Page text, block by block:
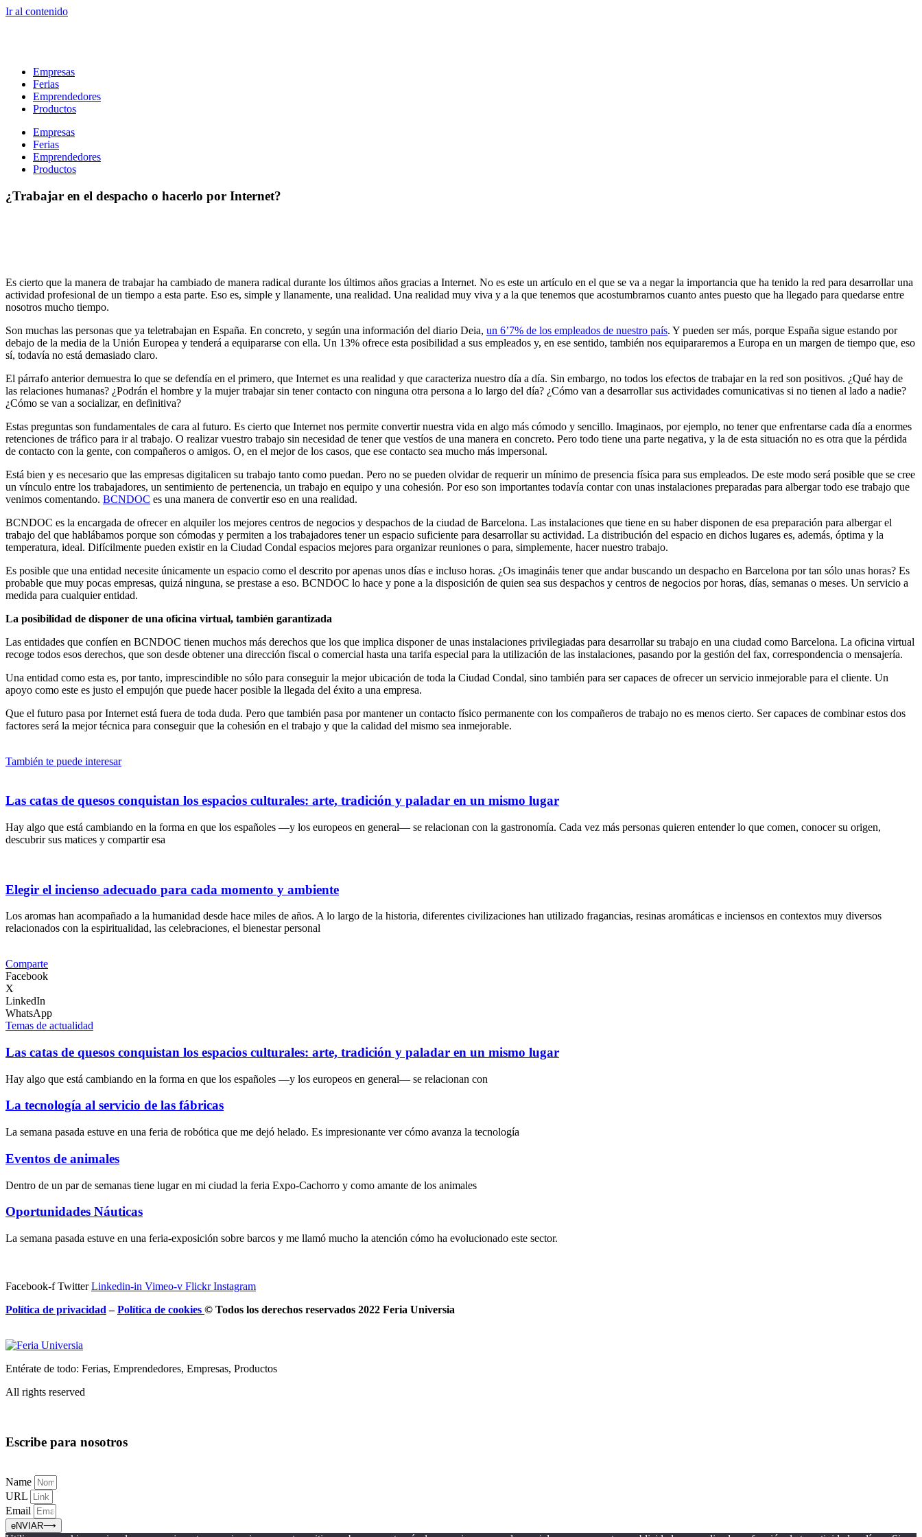
Ir al contenido
Empresas
Ferias
Emprendedores
Productos
Empresas
Ferias
Emprendedores
Productos
¿Trabajar en el despacho o hacerlo por Internet?
Es cierto que la manera de trabajar ha cambiado de manera radical durante los últimos años gracias a Internet. No es este un artículo en el que se va a negar la importancia que ha tenido la red para desarrollar una
actividad profesional de un tiempo a esta parte. Eso es, simple y llanamente, una realidad. Una realidad muy viva y a la que tenemos que acostumbrarnos cuanto antes puesto que ha llegado para quedarse entre
nosotros mucho tiempo.
Son muchas las personas que ya teletrabajan en España. En concreto, y según una información del diario Deia, un 6’7% de los empleados de nuestro país. Y pueden ser más, porque España sigue estando por
debajo de la media de la Unión Europea y tenderá a equipararse con ella. Un 13% ofrece esta posibilidad a sus empleados y, en ese sentido, también nos equipararemos a Europa en un margen de tiempo que, eso
sí, todavía no está demasiado claro.
El párrafo anterior demuestra lo que se defendía en el primero, que Internet es una realidad y que caracteriza nuestro día a día. Sin embargo, no todos los efectos de trabajar en la red son positivos. ¿Qué hay de
las relaciones humanas? ¿Podrán el hombre y la mujer trabajar sin tener contacto con ninguna otra persona a lo largo del día? ¿Cómo van a desarrollar sus actividades comunicativas si no tienen al lado a nadie?
¿Cómo se van a socializar, en definitiva?
Estas preguntas son fundamentales de cara al futuro. Es cierto que Internet nos permite convertir nuestra vida en algo más cómodo y sencillo. Imaginaos, por ejemplo, no tener que enfrentarse cada día a enormes
retenciones de tráfico para ir al trabajo. O realizar vuestro trabajo sin necesidad de tener que vestíos de una manera en concreto. Pero todo tiene una parte negativa, y la de esta situación no es otra que la pérdida
de contacto con la gente, con compañeros o amigos. O, en el mejor de los casos, que ese contacto sea mucho más impersonal.
Está bien y es necesario que las empresas digitalicen su trabajo tanto como puedan. Pero no se pueden olvidar de requerir un mínimo de presencia física para sus empleados. De este modo será posible que se cree
un vínculo entre los trabajadores, un sentimiento de pertenencia, un trabajo en equipo y una cohesión. Por eso son importantes todavía contar con unas instalaciones preparadas para albergar todo ese trabajo que
venimos comentando. BCNDOC es una manera de convertir eso en una realidad.
BCNDOC es la encargada de ofrecer en alquiler los mejores centros de negocios y despachos de la ciudad de Barcelona. Las instalaciones que tiene en su haber disponen de esa preparación para albergar el
trabajo del que hablábamos porque son cómodas y permiten a los trabajadores tener un espacio suficiente para desarrollar su actividad. La distribución del espacio en dichos lugares es, además, óptima y la
temperatura, ideal. Difícilmente pueden existir en la Ciudad Condal espacios mejores para organizar reuniones o para, simplemente, hacer nuestro trabajo.
Es posible que una entidad necesite únicamente un espacio como el descrito por apenas unos días e incluso horas. ¿Os imagináis tener que andar buscando un despacho en Barcelona por tan sólo unas horas? Es
probable que muy pocas empresas, quizá ninguna, se prestase a eso. BCNDOC lo hace y pone a la disposición de quien sea sus despachos y centros de negocios por horas, días, semanas o meses. Un servicio a
medida para cualquier entidad.
La posibilidad de disponer de una oficina virtual, también garantizada
Las entidades que confíen en BCNDOC tienen muchos más derechos que los que implica disponer de unas instalaciones privilegiadas para desarrollar su trabajo en una ciudad como Barcelona. La oficina virtual
recoge todos esos derechos, que son desde obtener una dirección fiscal o comercial hasta una tarifa especial para la utilización de las instalaciones, pasando por la gestión del fax, correspondencia o mensajería.
Una entidad como esta es, por tanto, imprescindible no sólo para conseguir la mejor ubicación de toda la Ciudad Condal, sino también para ser capaces de ofrecer un servicio inmejorable para el cliente. Un
apoyo como este es justo el empujón que puede hacer posible la llegada del éxito a una empresa.
Que el futuro pasa por Internet está fuera de toda duda. Pero que también pasa por mantener un contacto físico permanente con los compañeros de trabajo no es menos cierto. Ser capaces de combinar estos dos
factores será la mejor técnica para conseguir que la cohesión en el trabajo y que la calidad del mismo sea inmejorable.
También te puede interesar
Las catas de quesos conquistan los espacios culturales: arte, tradición y paladar en un mismo lugar
Hay algo que está cambiando en la forma en que los españoles —y los europeos en general— se relacionan con la gastronomía. Cada vez más personas quieren entender lo que comen, conocer su origen,
descubrir sus matices y compartir esa
Elegir el incienso adecuado para cada momento y ambiente
Los aromas han acompañado a la humanidad desde hace miles de años. A lo largo de la historia, diferentes civilizaciones han utilizado fragancias, resinas aromáticas e inciensos en contextos muy diversos
relacionados con la espiritualidad, las celebraciones, el bienestar personal
Comparte
Facebook
X
LinkedIn
WhatsApp
Temas de actualidad
Las catas de quesos conquistan los espacios culturales: arte, tradición y paladar en un mismo lugar
Hay algo que está cambiando en la forma en que los españoles —y los europeos en general— se relacionan con
La tecnología al servicio de las fábricas
La semana pasada estuve en una feria de robótica que me dejó helado. Es impresionante ver cómo avanza la tecnología
Eventos de animales
Dentro de un par de semanas tiene lugar en mi ciudad la feria Expo-Cachorro y como amante de los animales
Oportunidades Náuticas
La semana pasada estuve en una feria-exposición sobre barcos y me llamó mucho la atención cómo ha evolucionado este sector.
Facebook-f Twitter Linkedin-in Vimeo-v Flickr Instagram
Política de privacidad –Política de cookies © Todos los derechos reservados 2022 Feria Universia
Entérate de todo: Ferias, Emprendedores, Empresas, Productos
All rights reserved
Escribe para nosotros
Name
URL
Email
eNVIAR⟶